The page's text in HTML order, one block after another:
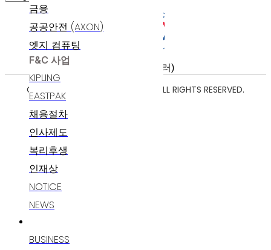
금융
공공안전 (AXON)
엣지 컴퓨팅
F&C 사업
KIPLING
EASTPAK
채용절차
인사제도
복리후생
인재상
NOTICE
NEWS
BUSINESS
COPYRIGHT ⓒ 2025 POLARIS AI. ALL RIGHTS RESERVED.